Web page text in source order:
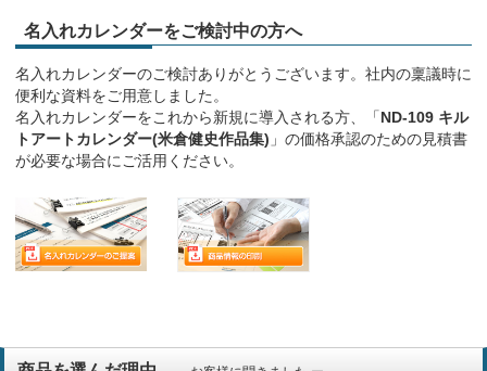
名入れカレンダーをご検討中の方へ
名入れカレンダーのご検討ありがとうございます。社内の稟議時に
便利な資料をご用意しました。
名入れカレンダーをこれから新規に導入される方、「ND-109 キル
トアートカレンダー(米倉健史作品集) 」の価格承認のための見積書
が必要な場合にご活用ください。